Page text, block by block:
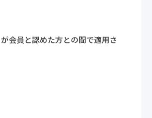
会員と認めた方との間で適用さ